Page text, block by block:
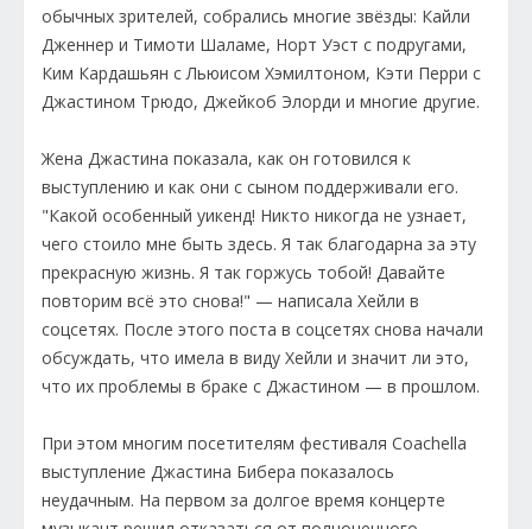
обычных зрителей, собрались многие звёзды: Кайли
Дженнер и Тимоти Шаламе, Норт Уэст с подругами,
Ким Кардашьян с Льюисом Хэмилтоном, Кэти Перри с
Джастином Трюдо, Джейкоб Элорди и многие другие.
Жена Джастина показала, как он готовился к
выступлению и как они с сыном поддерживали его.
"Какой особенный уикенд! Никто никогда не узнает,
чего стоило мне быть здесь. Я так благодарна за эту
прекрасную жизнь. Я так горжусь тобой! Давайте
повторим всё это снова!" — написала Хейли в
соцсетях. После этого поста в соцсетях снова начали
обсуждать, что имела в виду Хейли и значит ли это,
что их проблемы в браке с Джастином — в прошлом.
При этом многим посетителям фестиваля Coachella
выступление Джастина Бибера показалось
неудачным. На первом за долгое время концерте